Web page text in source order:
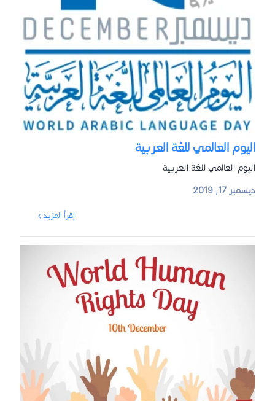
اليوم العالمي للغة العربية
اليوم العالمي للغة العربية
ديسمبر 17, 2019
إقرأ المزيد ›